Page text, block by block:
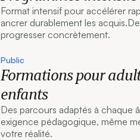
Format intensif pour accélérer
ancrer durablement les
progresser concrètement.
Public
Formations pour
enfants
Des parcours adaptés à chaque
exigence pédagogique, même
votre réalité.